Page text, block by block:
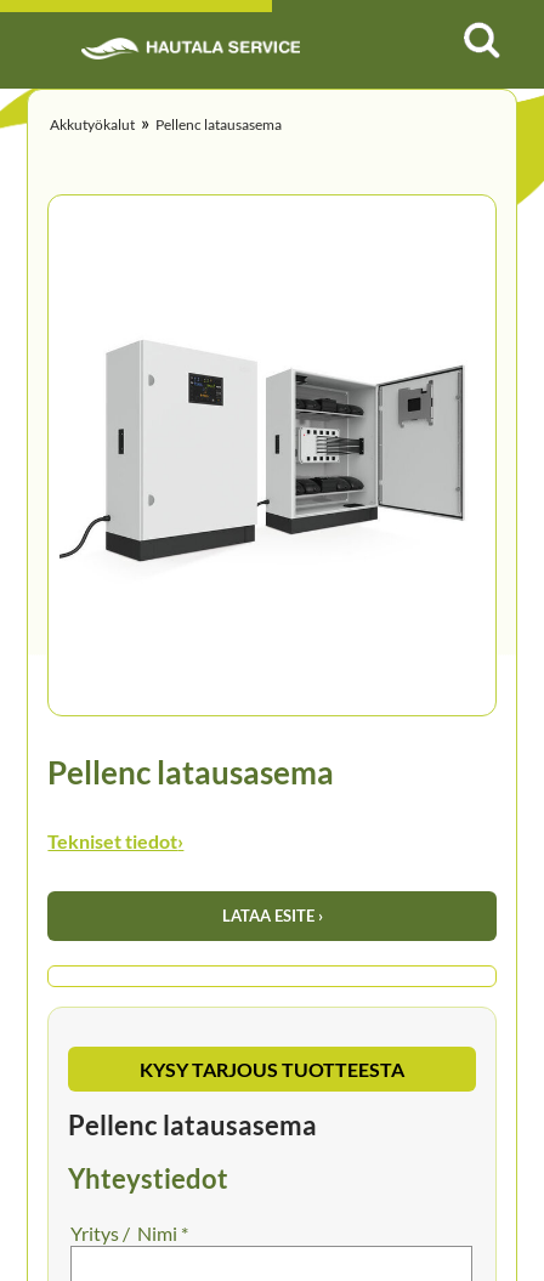
Akkutyökalut » Pellenc latausasema
Pellenc latausasema
Tekniset tiedot›
LATAA ESITE ›
KYSY TARJOUS TUOTTEESTA
Pellenc latausasema
Yhteystiedot
Nimi *